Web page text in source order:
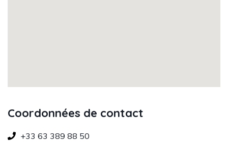
Coordonnées de contact
+33 63 389 88 50